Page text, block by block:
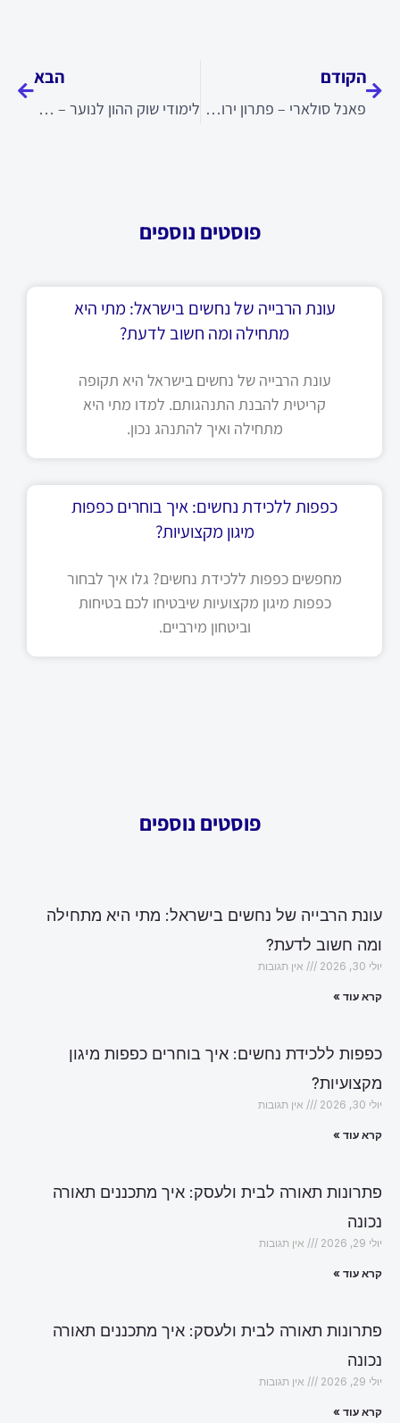
הקודם
פאנל סולארי – פתרון ירוק להפקת חשמל נקי
הבא
לימודי שוק ההון לנוער – הכנה לעתיד כלכלי חכם
פוסטים נוספים
עונת הרבייה של נחשים בישראל: מתי היא
מתחילה ומה חשוב לדעת?
עונת הרבייה של נחשים בישראל היא תקופה
קריטית להבנת התנהגותם. למדו מתי היא
מתחילה ואיך להתנהג נכון.
כפפות ללכידת נחשים: איך בוחרים כפפות
מיגון מקצועיות?
מחפשים כפפות ללכידת נחשים? גלו איך לבחור
כפפות מיגון מקצועיות שיבטיחו לכם בטיחות
וביטחון מירביים.
פוסטים נוספים
עונת הרבייה של נחשים בישראל: מתי היא מתחילה
ומה חשוב לדעת?
יולי 30, 2026 אין תגובות
קרא עוד »
כפפות ללכידת נחשים: איך בוחרים כפפות מיגון
מקצועיות?
יולי 30, 2026 אין תגובות
קרא עוד »
פתרונות תאורה לבית ולעסק: איך מתכננים תאורה
נכונה
יולי 29, 2026 אין תגובות
קרא עוד »
פתרונות תאורה לבית ולעסק: איך מתכננים תאורה
נכונה
יולי 29, 2026 אין תגובות
קרא עוד »